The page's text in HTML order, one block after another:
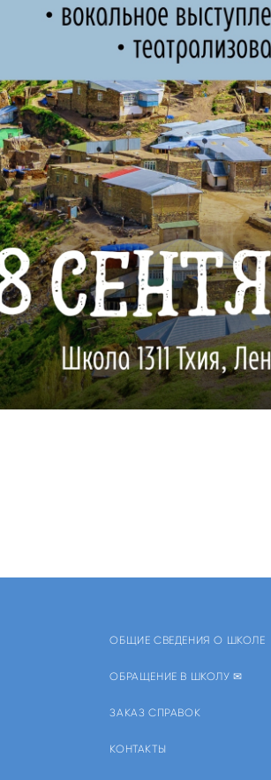
ОБЩИЕ СВЕДЕНИЯ О ШКОЛЕ
ОБРАЩЕНИЕ В ШКОЛУ ✉
ЗАКАЗ СПРАВОК
КОНТАКТЫ